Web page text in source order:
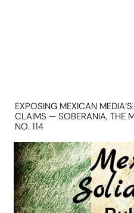
EXPOSING MEXICAN
CLAIMS — SOBERANIA, THE
NO. 114